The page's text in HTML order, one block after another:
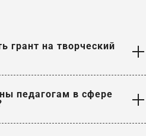
грант на творческий
педагогам в сфере